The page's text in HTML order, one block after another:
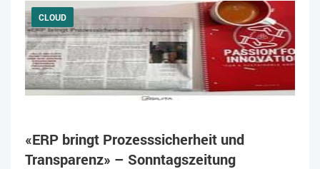
CLOUD
«ERP bringt Prozesssicherheit und
Transparenz» – Sonntagszeitung